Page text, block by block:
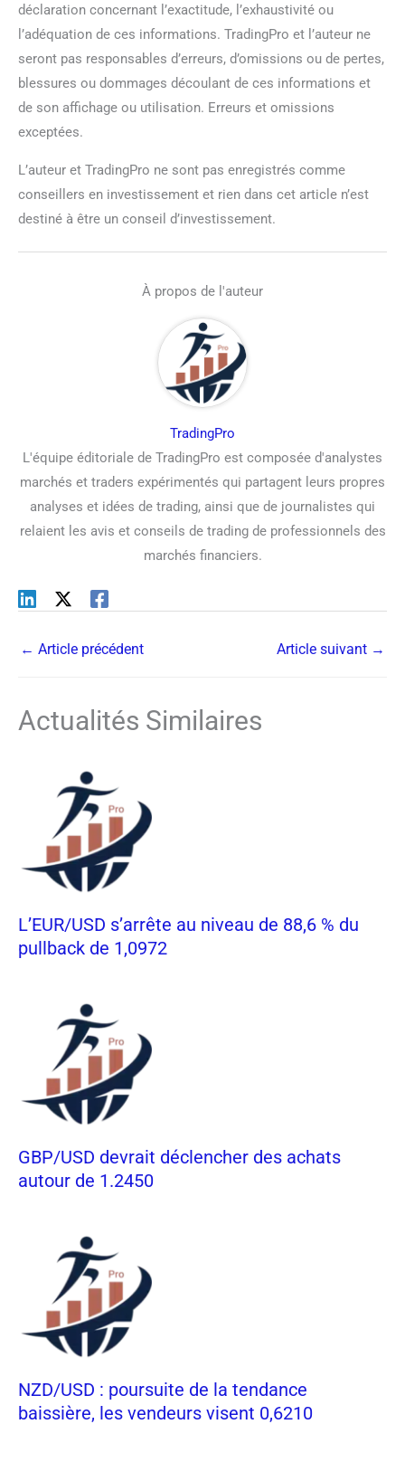
déclaration concernant l’exactitude, l’exhaustivité ou
l’adéquation de ces informations. TradingPro et l’auteur ne
seront pas responsables d’erreurs, d’omissions ou de pertes,
blessures ou dommages découlant de ces informations et
de son affichage ou utilisation. Erreurs et omissions
exceptées.
L’auteur et TradingPro ne sont pas enregistrés comme
conseillers en investissement et rien dans cet article n’est
destiné à être un conseil d’investissement.
À propos de l'auteur
TradingPro
L'équipe éditoriale de TradingPro est composée d'analystes
marchés et traders expérimentés qui partagent leurs propres
analyses et idées de trading, ainsi que de journalistes qui
relaient les avis et conseils de trading de professionnels des
marchés financiers.
← Article précédent Article suivant →
Actualités Similaires
L’EUR/USD s’arrête au niveau de 88,6 % du
pullback de 1,0972
GBP/USD devrait déclencher des achats
autour de 1.2450
NZD/USD : poursuite de la tendance
baissière, les vendeurs visent 0,6210